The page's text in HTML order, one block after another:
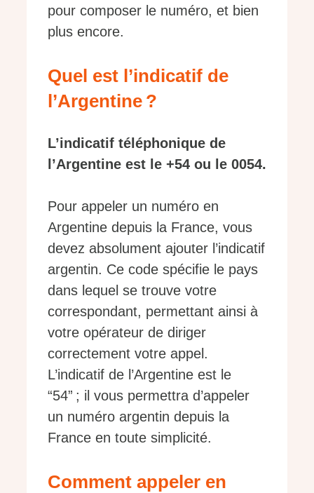
pour composer le numéro, et bien
plus encore.
Quel est l’indicatif de
l’Argentine ?
L’indicatif téléphonique de
l’Argentine est le +54 ou le 0054.
Pour appeler un numéro en
Argentine depuis la France, vous
devez absolument ajouter l’indicatif
argentin. Ce code spécifie le pays
dans lequel se trouve votre
correspondant, permettant ainsi à
votre opérateur de diriger
correctement votre appel.
L’indicatif de l’Argentine est le
“54” ; il vous permettra d’appeler
un numéro argentin depuis la
France en toute simplicité.
Comment appeler en